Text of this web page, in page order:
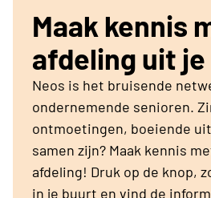
bestuurslid bent, kan je je
het provinciaal bestuur.
Maak kennis
afdeling uit
Neos is het bruisende
ondernemende senioren.
ontmoetingen, boeiende
samen zijn? Maak kennis
afdeling! Druk op de knop,
in je buurt en vind de